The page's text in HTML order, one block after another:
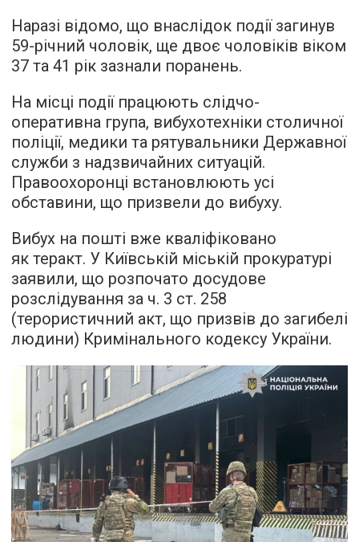
Наразі відомо, що внаслідок події загинув
59-річний чоловік, ще двоє чоловіків віком
37 та 41 рік зазнали поранень.
На місці події працюють слідчо-
оперативна група, вибухотехніки столичної
поліції, медики та рятувальники Державної
служби з надзвичайних ситуацій.
Правоохоронці встановлюють усі
обставини, що призвели до вибуху.
Вибух на пошті вже кваліфіковано
як теракт. У Київській міській прокуратурі
заявили, що розпочато досудове
розслідування за ч. 3 ст. 258
(терористичний акт, що призвів до загибелі
людини) Кримінального кодексу України.